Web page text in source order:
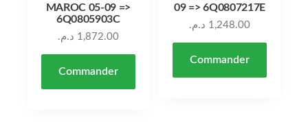
MAROC 05-09 =>
6Q0805903C
1,872.00 د.م.
Commander
09 => 6Q0807217E
1,248.00 د.م.
Commander